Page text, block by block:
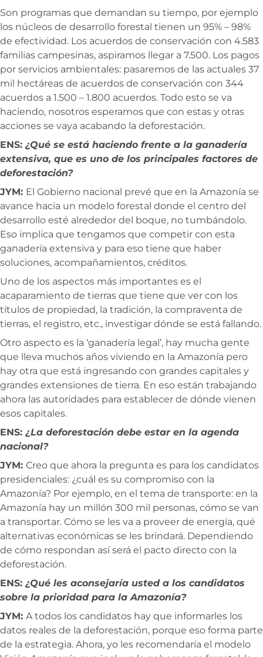
Son programas que demandan su tiempo, por ejemplo
los núcleos de desarrollo forestal tienen un 95% – 98%
de efectividad. Los acuerdos de conservación con 4.583
familias campesinas, aspiramos llegar a 7.500. Los pagos
por servicios ambientales: pasaremos de las actuales 37
mil hectáreas de acuerdos de conservación con 344
acuerdos a 1.500 – 1.800 acuerdos. Todo esto se va
haciendo, nosotros esperamos que con estas y otras
acciones se vaya acabando la deforestación.
ENS: ¿Qué se está haciendo frente a la ganadería
extensiva, que es uno de los principales factores de
deforestación?
JYM: El Gobierno nacional prevé que en la Amazonía se
avance hacia un modelo forestal donde el centro del
desarrollo esté alrededor del boque, no tumbándolo.
Eso implica que tengamos que competir con esta
ganadería extensiva y para eso tiene que haber
soluciones, acompañamientos, créditos.
Uno de los aspectos más importantes es el
acaparamiento de tierras que tiene que ver con los
títulos de propiedad, la tradición, la compraventa de
tierras, el registro, etc., investigar dónde se está fallando.
Otro aspecto es la ‘ganadería legal’, hay mucha gente
que lleva muchos años viviendo en la Amazonía pero
hay otra que está ingresando con grandes capitales y
grandes extensiones de tierra. En eso están trabajando
ahora las autoridades para establecer de dónde vienen
esos capitales.
ENS: ¿La deforestación debe estar en la agenda
nacional?
JYM: Creo que ahora la pregunta es para los candidatos
presidenciales: ¿cuál es su compromiso con la
Amazonía? Por ejemplo, en el tema de transporte: en la
Amazonía hay un millón 300 mil personas, cómo se van
a transportar. Cómo se les va a proveer de energía, qué
alternativas económicas se les brindará. Dependiendo
de cómo respondan así será el pacto directo con la
deforestación.
ENS: ¿Qué les aconsejaría usted a los candidatos
sobre la prioridad para la Amazonía?
JYM: A todos los candidatos hay que informarles los
datos reales de la deforestación, porque eso forma parte
de la estrategia. Ahora, yo les recomendaría el modelo